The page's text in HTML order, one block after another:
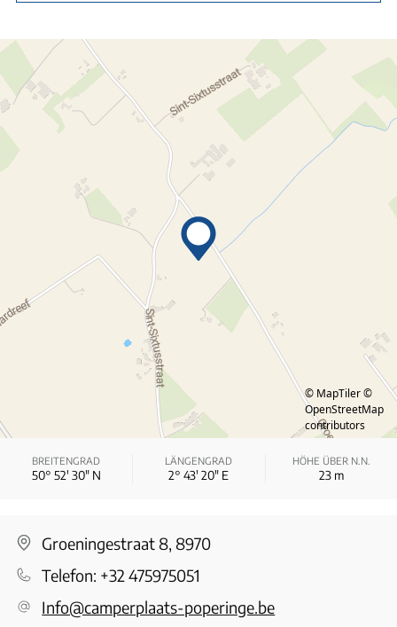
© MapTiler ©
OpenStreetMap
contributors
BREITENGRAD
50° 52′ 30″ N
LÄNGENGRAD
2° 43′ 20″ E
HÖHE ÜBER N.N.
23m
Groeningestraat 8, 8970
Telefon: +32 475975051
Info@camperplaats-poperinge.be